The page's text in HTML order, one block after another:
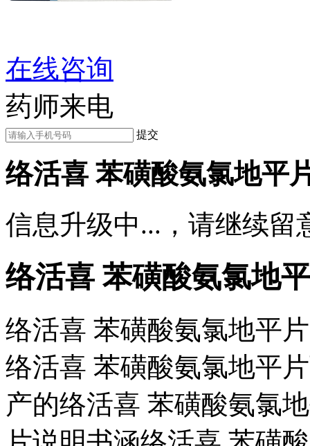
在线咨询
药师来电
提交
络活喜 苯磺酸氨氯地平
信息升级中...，请继续留
络活喜 苯磺酸氨氯地
络活喜 苯磺酸氨氯地平
络活喜 苯磺酸氨氯地平
产的络活喜 苯磺酸氨氯